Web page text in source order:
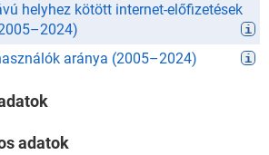
helyhez kötött internet-előfizetések
–2024)
aránya (2005–2024)
adatok